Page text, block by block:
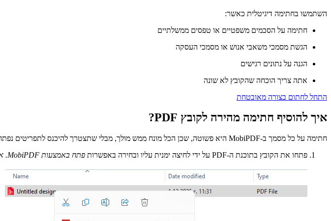
השתמשו בחתימה דיגיטלית כאשר:
חתימה על הסכמים משפטיים או טפסים ממשלתיים
הגשת מסמכי משאבי אנוש או מסמכי העסקה
הגנה על נתונים רגישים
אתה צריך הוכחה שהקובץ לא שונה
התחל לחתום בצורה מאובטחת
איך להוסיף חתימה מהירה לקובץ PDF?
חתימה על כל מסמך ב-MobiPDF היא פשוטה, שכן הכל מונח ממש מולך, מבלי שתצטרך להיכנס לתפריטים נפתחים מייגעים. הנה מה שאתה צריך לעשות:
פתחו את הקובץ בתוכנת ה-PDF על ידי לחיצה ימנית עליו ובחירה באפשרות
פתח באמצעות MobiPDF. אם פתחת חשבון, תוכל גם להעלות את הקובץ בקלות ישירות מאחסון MobiDrive החינמי שלך.